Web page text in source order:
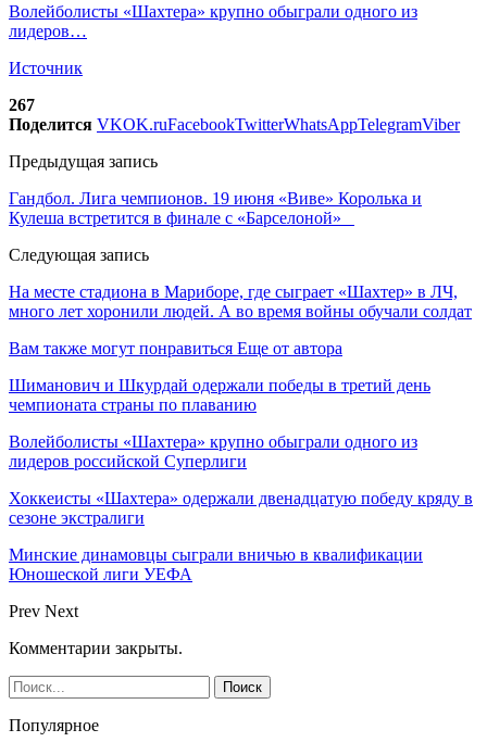
Волейболисты «Шахтера» крупно обыграли одного из
лидеров…
Источник
267
Поделится VKOK.ruFacebookTwitterWhatsAppTelegramViber
Предыдущая запись
Гандбол. Лига чемпионов. 19 июня «Виве» Королька и
Кулеша встретится в финале с «Барселоной»
Следующая запись
На месте стадиона в Мариборе, где сыграет «Шахтер» в ЛЧ,
много лет хоронили людей. А во время войны обучали солдат
Вам также могут понравиться Еще от автора
Шиманович и Шкурдай одержали победы в третий день
чемпионата страны по плаванию
Волейболисты «Шахтера» крупно обыграли одного из
лидеров российской Суперлиги
Хоккеисты «Шахтера» одержали двенадцатую победу кряду в
сезоне экстралиги
Минские динамовцы сыграли вничью в квалификации
Юношеской лиги УЕФА
Prev Next
Комментарии закрыты.
Популярное